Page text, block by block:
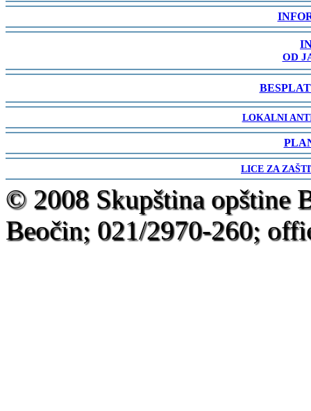
-
-
OD
-
-
LOKALNI
-
-
LICE ZA
© 2008 Skupština opštine
Beočin; 021/2970-260;